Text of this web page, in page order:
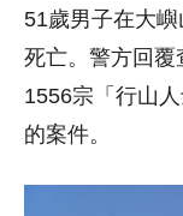
51歲男子在大
死亡。警方回覆
1556宗「行山
的案件。